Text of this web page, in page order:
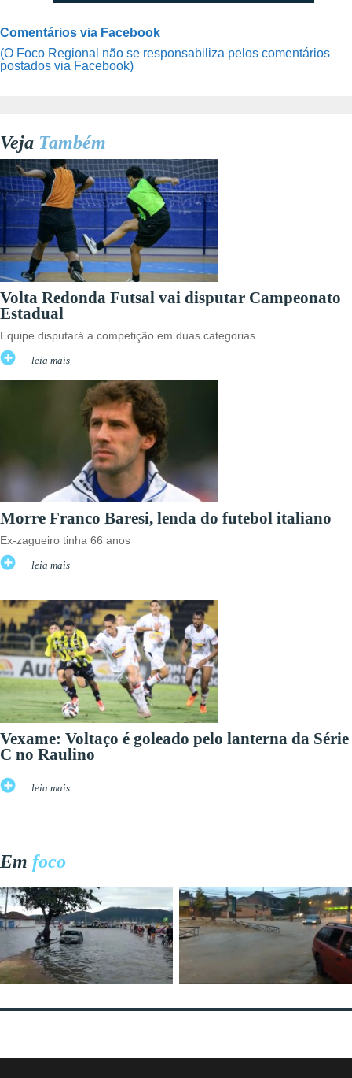
Comentários via Facebook
(O Foco Regional não se responsabiliza pelos comentários
postados via Facebook)
Veja Também
Volta Redonda Futsal vai disputar Campeonato
Estadual
Equipe disputará a competição em duas categorias
leia mais
Morre Franco Baresi, lenda do futebol italiano
Ex-zagueiro tinha 66 anos
leia mais
Vexame: Voltaço é goleado pelo lanterna da Série
C no Raulino
leia mais
Em foco